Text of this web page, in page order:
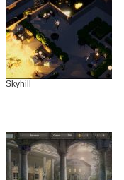
Skyhill